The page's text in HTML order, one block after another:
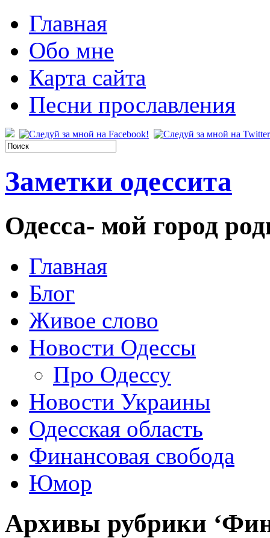
Главная
Обо мне
Карта сайта
Песни прославления
Заметки одессита
Одесса- мой город
Главная
Блог
Живое слово
Новости Одессы
Про Одессу
Новости Украины
Одесская область
Финансовая свобода
Юмор
Архивы рубрики